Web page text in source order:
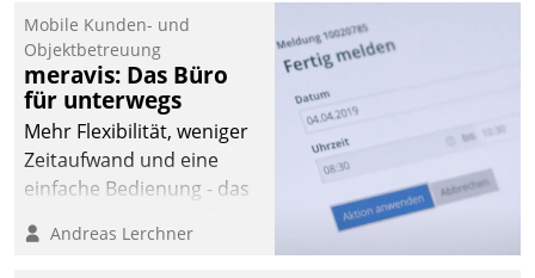
und Beschwerde-Management einen eigenen Kanal
ein.
Mobile Kunden- und
Objektbetreuung
meravis: Das Büro
für unterwegs
Mehr Flexibilität, weniger
Zeitaufwand und eine
einfache Bedienung - das
Cockpit für mobile
Andreas Lerchner